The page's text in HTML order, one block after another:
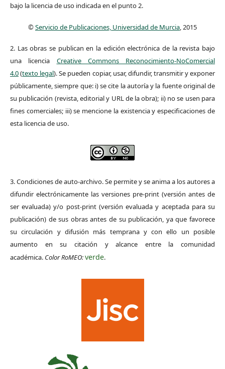
bajo la licencia de uso indicada en el punto 2.
©Servicio de Publicaciones, Universidad de Murcia, 2015
2. Las obras se publican en la edición electrónica de la revista bajo
una licencia Creative Commons Reconocimiento-NoComercial
4.0(texto legal). Se pueden copiar, usar, difundir, transmitir y exponer
públicamente, siempre que: i) se cite la autoría y la fuente original de
su publicación (revista, editorial y URL de la obra); ii) no se usen para
fines comerciales; iii) se mencione la existencia y especificaciones de
esta licencia de uso.
3. Condiciones de auto-archivo. Se permite y se anima a los autores a
difundir electrónicamente las versiones pre-print (versión antes de
ser evaluada) y/o post-print (versión evaluada y aceptada para su
publicación) de sus obras antes de su publicación, ya que favorece
su circulación y difusión más temprana y con ello un posible
aumento en su citación y alcance entre la comunidad
académica. Color RoMEO:verde.